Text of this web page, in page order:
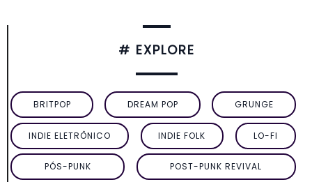
# EXPLORE
BRITPOP DREAM POP GRUNGE
INDIE ELETRÔNICO INDIE FOLK LO-FI
PÓS-PUNK POST-PUNK REVIVAL